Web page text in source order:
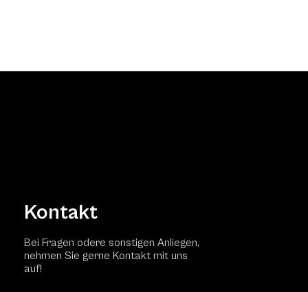
Kontakt
Bei Fragen odere sonstigen Anliegen,
nehmen Sie gerne Kontakt mit uns
auf!